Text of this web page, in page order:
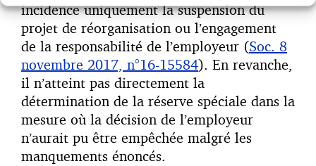
incidence uniquement la suspension du
projet de réorganisation ou l’engagement
de la responsabilité de l’employeur (Soc. 8
novembre 2017, n°16-15584). En revanche,
il n’atteint pas directement la
détermination de la réserve spéciale dans la
mesure où la décision de l’employeur
n’aurait pu être empêchée malgré les
manquements énoncés.